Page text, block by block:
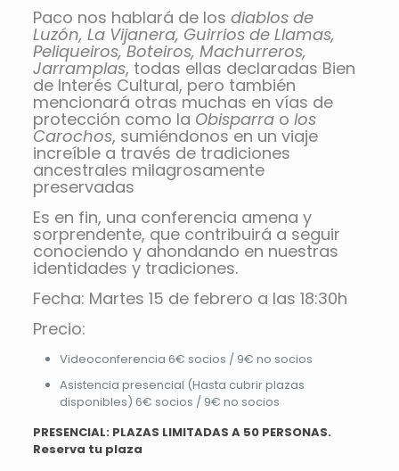
Paco nos hablará de los diablos de
Luzón, La Vijanera, Guirrios de Llamas,
Peliqueiros, Boteiros, Machurreros,
Jarramplas, todas ellas declaradas Bien
de Interés Cultural, pero también
mencionará otras muchas en vías de
protección como la Obisparrao los
Carochos, sumiéndonos en un viaje
increíble a través de tradiciones
ancestrales milagrosamente
preservadas
Es en fin, una conferencia amena y
sorprendente, que contribuirá a seguir
conociendo y ahondando en nuestras
identidades y tradiciones.
Fecha: Martes 15 de febrero a las 18:30h
Precio:
Videoconferencia 6€ socios / 9€ no socios
Asistencia presencial (Hasta cubrir plazas
disponibles) 6€ socios / 9€ no socios
PRESENCIAL: PLAZAS LIMITADAS A 50 PERSONAS.
Reserva tu plaza